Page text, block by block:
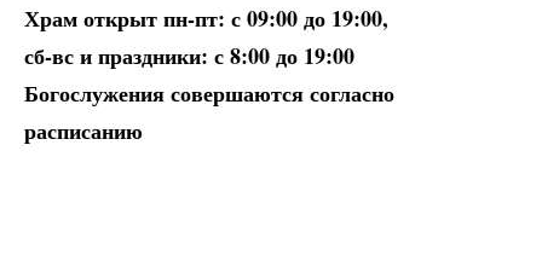
Храм открыт пн-пт: с 09:00 до 19:00,
сб-вс и праздники: с 8:00 до 19:00
Богослужения совершаются согласно
расписанию